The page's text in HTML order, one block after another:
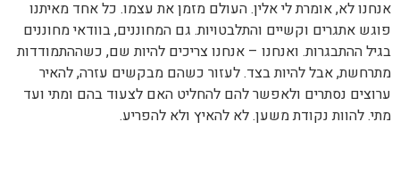
אנחנו לא, אומרת לי אלין. העולם מזמן את עצמו. כל אחד מאיתנו
פוגש אתגרים וקשיים והתלבטויות. גם המחוננים, בוודאי מחוננים
בגיל ההתבגרות. ואנחנו – אנחנו צריכים להיות שם, כשההתמודדות
מתרחשת, אבל להיות בצד. לעזור כשהם מבקשים עזרה, להאיר
ערוצים נסתרים ולאפשר להם להחליט האם לצעוד בהם ומתי ועד
מתי. להוות נקודת משען. לא להאיץ ולא להפריע.